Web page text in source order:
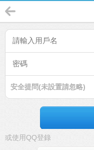
安全提問(未設置請忽略)
或使用QQ登錄